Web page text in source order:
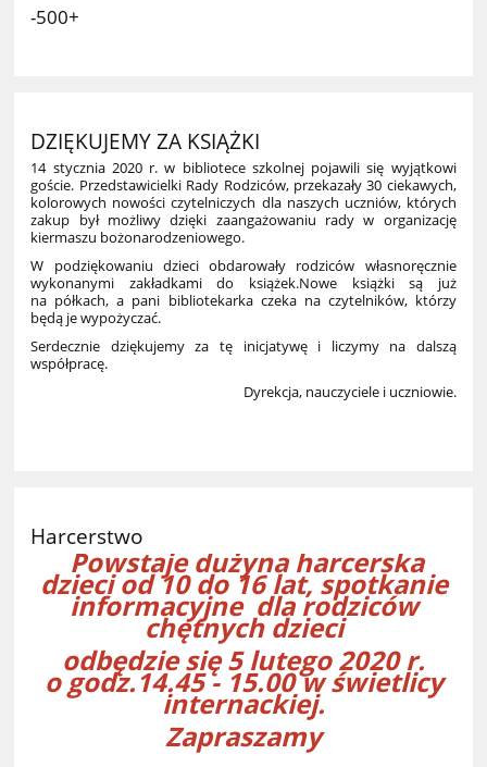
-500+
DZIĘKUJEMY ZA KSIĄŻKI
14 stycznia 2020 r. w bibliotece szkolnej pojawili się wyjątkowi
goście. Przedstawicielki Rady Rodziców, przekazały 30 ciekawych,
kolorowych nowości czytelniczych dla naszych uczniów, których
zakup był możliwy dzięki zaangażowaniu rady w organizację
kiermaszu bożonarodzeniowego.
W podziękowaniu dzieci obdarowały rodziców własnoręcznie
wykonanymi zakładkami do książek.Nowe książki są już
na półkach, a pani bibliotekarka czeka na czytelników, którzy
będą je wypożyczać.
Serdecznie dziękujemy za tę inicjatywę i liczymy na dalszą
współpracę.
Dyrekcja, nauczyciele i uczniowie.
Harcerstwo
Powstaje dużyna harcerska
dzieci od 10 do 16 lat, spotkanie
informacyjne dla rodziców
chętnych dzieci
odbędzie się 5 lutego 2020 r.
o godz.14.45 - 15.00 w świetlicy
internackiej.
Zapraszamy